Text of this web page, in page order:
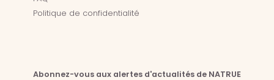
Politique de confidentialité
Abonnez-vous aux alertes d'actualités de NATRUE